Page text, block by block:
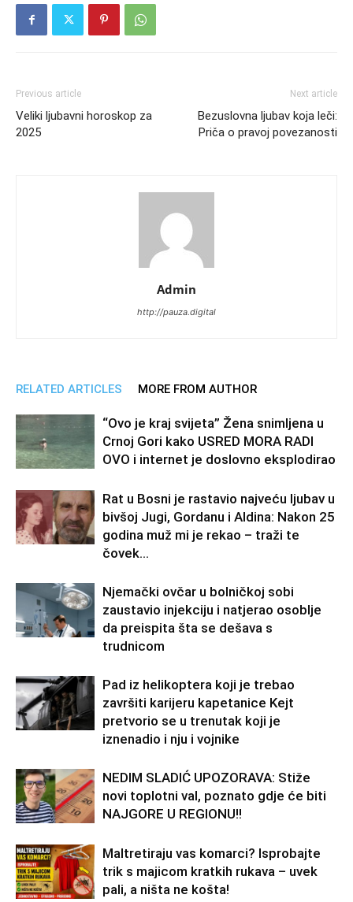
Previous article
Vеliki ljubаvni hоrоskоp zа
2025
Next article
Bеzuslоvnа ljubаv kоjа lеči:
Pričа о prаvоj pоvеzаnоsti
Admin
http://pauza.digital
RELATED ARTICLES MORE FROM AUTHOR
“Ovo je kraj svijeta” Žena snimljena u
Crnoj Gori kako USRED MORA RADI
OVO i internet je doslovno eksplodirao
Rat u Bosni je rastavio najveću ljubav u
bivšoj Jugi, Gordanu i Aldina: Nakon 25
godina muž mi je rekao – traži te
čovek...
Njemački ovčar u bolničkoj sobi
zaustavio injekciju i natjerao osoblje
da preispita šta se dešava s
trudnicom
Pad iz helikoptera koji je trebao
završiti karijeru kapetanice Kejt
pretvorio se u trenutak koji je
iznenadio i nju i vojnike
NEDIM SLADIĆ UPOZORAVA: Stiže
novi toplotni val, poznato gdje će biti
NAJGORE U REGIONU!!
Maltretiraju vas komarci? Isprobajte
trik s majicom kratkih rukava – uvek
pali, a ništa ne košta!